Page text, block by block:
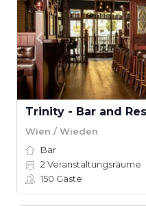
Trinity - Bar and
Wien / Wieden
Bar
2 Veranstaltungsräume
150 Gäste